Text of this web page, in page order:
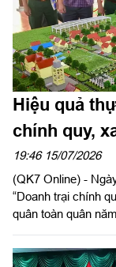
Hiệu quả
chính quy,
19:46 15/07/2026
(QK7 Online) -
“Doanh trại chính
quân toàn quân